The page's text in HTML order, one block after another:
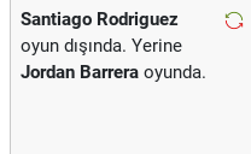
Santiago Rodriguez
oyun dışında. Yerine
Jordan Barrera oyunda.